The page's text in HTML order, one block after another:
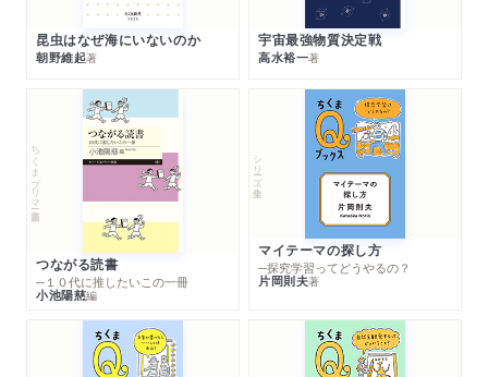
昆虫はなぜ海にいないのか
朝野維起著
宇宙最強物質決定戦
高水裕一著
ちくまプリマー新書
つながる読書
─１０代に推したいこの一冊
小池陽慈編
シリーズ・全集
マイテーマの探し方
─探究学習ってどうやるの？
片岡則夫著